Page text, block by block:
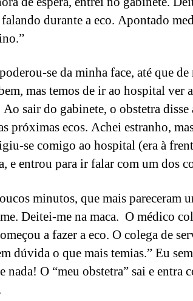
durante a eco. Apontado
se da minha face, até que
mas temos de ir ao hospital ver
sair do gabinete, o obstetra disse
próximas ecos. Achei estranho,
se comigo ao hospital (era à
e entrou para ir falar com um dos
minutos, que mais pareceram
Deitei-me na maca. O médico
a fazer a eco. O colega de
dúvida o que mais temias.” Eu
nada! O “meu obstetra” sai e entra